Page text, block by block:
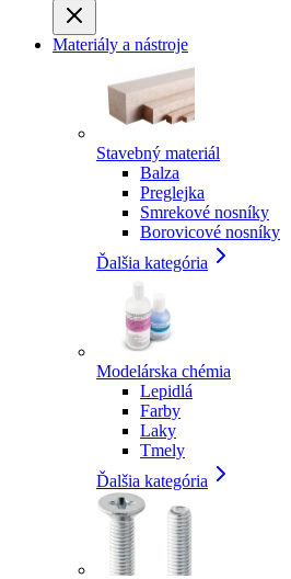
Materiály a nástroje
Stavebný materiál
Balza
Preglejka
Smrekové nosníky
Borovicové nosníky
Ďalšia kategória
Modelárska chémia
Lepidlá
Farby
Laky
Tmely
Ďalšia kategória